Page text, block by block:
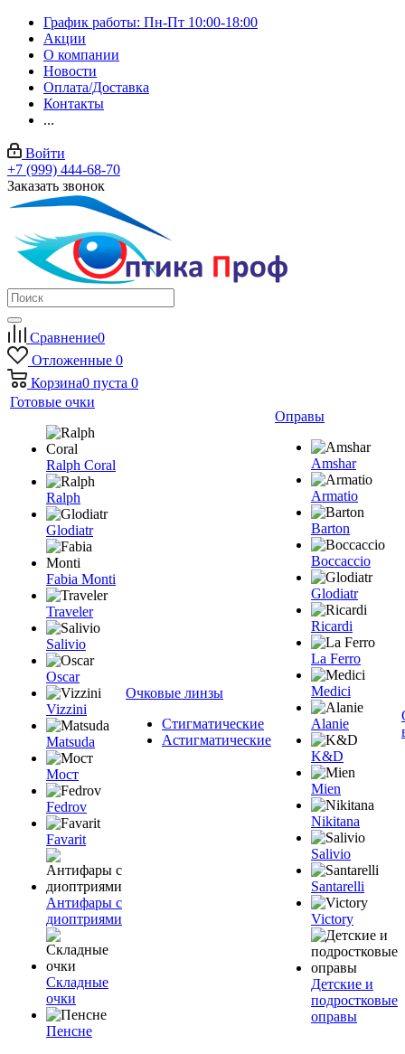
График работы: Пн-Пт 10:00-18:00
Акции
О компании
Новости
Оплата/Доставка
Контакты
...
Войти
+7 (999) 444-68-70
Заказать звонок
Сравнение0
Отложенные 0
Корзина0 пуста 0
Готовые очки
Ralph Coral
Ralph
Glodiatr
Fabia Monti
Traveler
Salivio
Oscar
Vizzini
Matsuda
Мост
Fedrov
Favarit
Антифары с
диоптриями
Складные
очки
Пенсне
Очковые линзы
Стигматические
Астигматические
Оправы
Amshar
Armatio
Barton
Boccaccio
Glodiatr
Ricardi
La Ferro
Medici
Alanie
K&D
Mien
Nikitana
Salivio
Santarelli
Victory
Детские и
подростковые
оправы